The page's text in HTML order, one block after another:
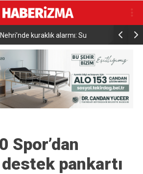
çıkan orman yangını söndürüldü
Spor’dan
pankartı